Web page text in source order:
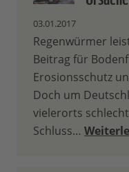
03.01.2017
Regenwürmer
Beitrag für
Erosionsschutz
Doch um
vielerorts
Schluss…